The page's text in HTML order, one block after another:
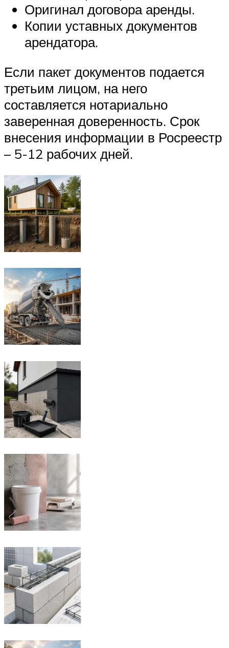
Оригинал договора аренды.
Копии уставных документов
арендатора.
Если пакет документов подается
третьим лицом, на него
составляется нотариально
заверенная доверенность. Срок
внесения информации в Росреестр
– 5-12 рабочих дней.